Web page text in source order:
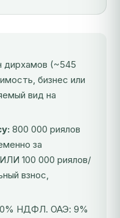
дирхамов (~545
бизнес или
вид на
800 000 риялов
за
100 000 риялов/
взнос,
НДФЛ. ОАЭ: 9%